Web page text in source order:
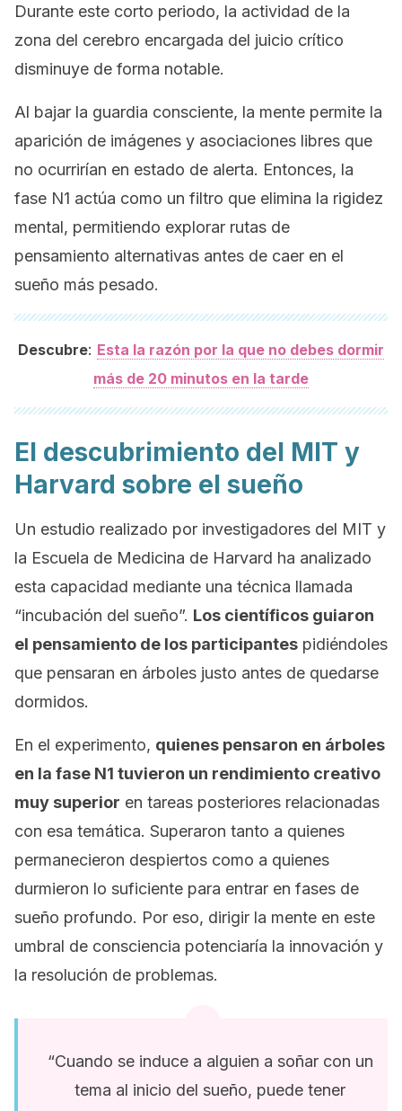
Durante este corto periodo, la actividad de la
zona del cerebro encargada del juicio crítico
disminuye de forma notable.
Al bajar la guardia consciente, la mente permite la
aparición de imágenes y asociaciones libres que
no ocurrirían en estado de alerta. Entonces, la
fase N1 actúa como un filtro que elimina la rigidez
mental, permitiendo explorar rutas de
pensamiento alternativas antes de caer en el
sueño más pesado.
Descubre: Esta la razón por la que no debes dormir
más de 20 minutos en la tarde
El descubrimiento del MIT y
Harvard sobre el sueño
Un estudio realizado por investigadores del MIT y
la Escuela de Medicina de Harvard ha analizado
esta capacidad mediante una técnica llamada
“incubación del sueño”. Los científicos guiaron
el pensamiento de los participantes pidiéndoles
que pensaran en árboles justo antes de quedarse
dormidos.
En el experimento, quienes pensaron en árboles
en la fase N1 tuvieron un rendimiento creativo
muy superior en tareas posteriores relacionadas
con esa temática. Superaron tanto a quienes
permanecieron despiertos como a quienes
durmieron lo suficiente para entrar en fases de
sueño profundo. Por eso, dirigir la mente en este
umbral de consciencia potenciaría la innovación y
la resolución de problemas.
“Cuando se induce a alguien a soñar con un
tema al inicio del sueño, puede tener